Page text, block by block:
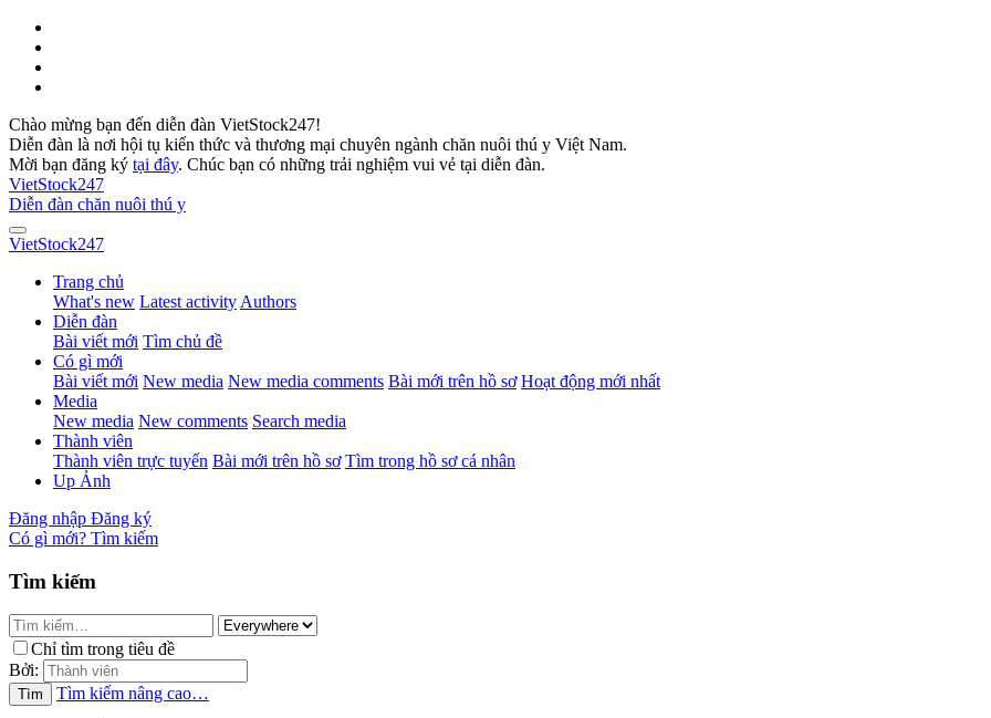
Chào mừng bạn đến diễn đàn VietStock247!
Diễn đàn là nơi hội tụ kiến thức và thương mại chuyên ngành chăn nuôi thú y Việt Nam.
Mời bạn đăng ký tại đây. Chúc bạn có những trải nghiệm vui vẻ tại diễn đàn.
VietStock247
Diễn đàn chăn nuôi thú y
VietStock247
Trang chủ
What's new Latest activity Authors
Diễn đàn
Bài viết mới Tìm chủ đề
Có gì mới
Bài viết mới New media New media comments Bài mới trên hồ sơ Hoạt động mới nhất
Media
New media New comments Search media
Thành viên
Thành viên trực tuyến Bài mới trên hồ sơ Tìm trong hồ sơ cá nhân
Up Ảnh
Đăng nhập Đăng ký
Có gì mới? Tìm kiếm
Tìm kiếm
Chỉ tìm trong tiêu đề
Bởi:
Tìm Tìm kiếm nâng cao…